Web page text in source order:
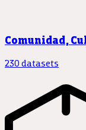
Comunidad,
230 datasets